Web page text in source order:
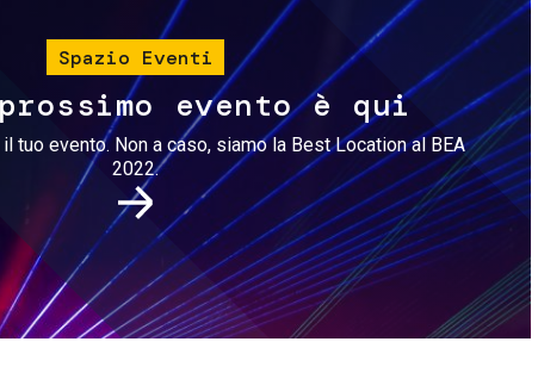
Spazio Eventi
evento è qui
tuo evento. Non a caso, siamo la Best Location al BEA
2022.